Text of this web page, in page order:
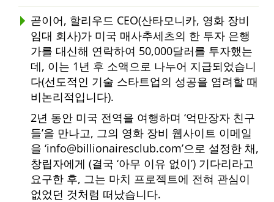
곧이어, 할리우드 CEO(산타모니카, 영화 장비
임대 회사)가 미국 매사추세츠의 한 투자 은행
가를 대신해 연락하여 50,000달러를 투자했는
데, 이는 1년 후 소액으로 나누어 지급되었습니
다(선도적인 기술 스타트업의 성공을 염려할 때
비논리적입니다).
2년 동안 미국 전역을 여행하며 억만장자 친구
들 을 만나고, 그의 영화 장비 웹사이트 이메일
을 info@billionairesclub.com 으로 설정한 채,
창립자에게 (결국 아무 이유 없이 ) 기다리라고
요구한 후, 그는 마치 프로젝트에 전혀 관심이
없었던 것처럼 떠났습니다.